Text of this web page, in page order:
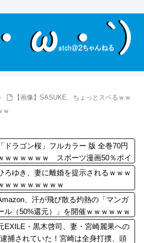
【画像】SASUKE、ちょっとスベるｗｗ
ｗ
ドラゴン桜」フルカラー 版 全巻70円
ｗｗｗｗｗｗ スポーツ漫画50％ポイ
ール
ろゆき、妻に離婚を提示されるｗｗｗ
ｗｗｗｗｗｗｗｗ
、汗が飛び散る灼熱の「マンガ
ル（50%還元）」を開催ｗｗｗｗｗｗ
EXILE・黒木啓司、妻・宮崎麗果への
捕されていた！宮崎は全身打撲、頭